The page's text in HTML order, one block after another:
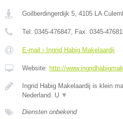
Goilberdingerdijk 5, 4105 LA
Tel: 0345-476847, Fax: 0345-
E-mail › Ingrid Habig Makelaardij
Website: http://
Ingrid Habig Makelaardij is klein
Nederland. U ▼
Diensten onbekend